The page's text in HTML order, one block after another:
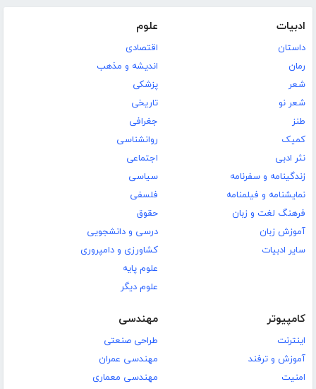
ادبیات
داستان
رمان
شعر
شعر نو
طنز
کمیک
نثر ادبی
زندگینامه و سفرنامه
نمایشنامه و فیلمنامه
فرهنگ لغت و زبان
آموزش زبان
سایر ادبیات
علوم
اقتصادی
اندیشه و مذهب
پزشکی
تاریخی
جغرافی
روانشناسی
اجتماعی
سیاسی
فلسفی
حقوق
درسی و دانشجویی
کشاورزی و دامپروری
علوم پایه
علوم دیگر
کامپیوتر
اینترنت
آموزش و ترفند
امنیت
مهندسی
طراحی صنعتی
مهندسی عمران
مهندسی معماری